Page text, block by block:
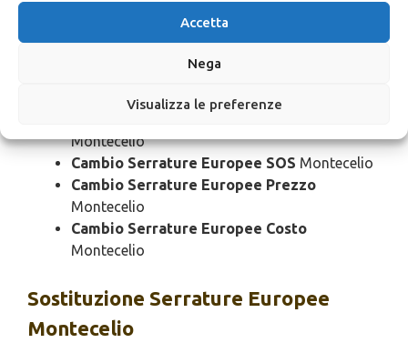
Accetta
Nega
Visualizza le preferenze
Cambio Serrature Europee Domenica
Cambio Serrature Europee Notturno
Montecelio
Montecelio
Cambio Serrature Europee SOS Montecelio
Cambio Serrature Europee Prezzo
Montecelio
Cambio Serrature Europee Costo
Montecelio
Sostituzione Serrature Europee
Montecelio